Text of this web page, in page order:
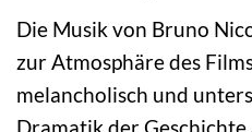
Die Musik von Bruno
zur Atmosphäre des
melancholisch und